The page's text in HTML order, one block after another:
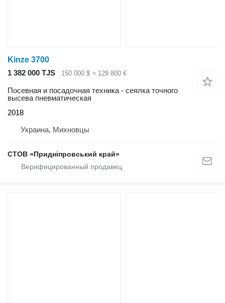
Kinze 3700
1 382 000 TJS
150 000 $ ≈ 129 800 €
Посевная и посадочная техника - сеялка точного
высева пневматическая
2018
Украина, Михновцы
СТОВ «Придніпровський край»